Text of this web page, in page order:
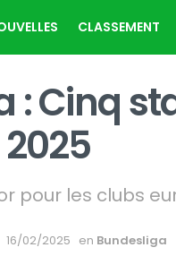
CLASSEMENT
: Cinq
pour les clubs
16/02/2025 en Bundesliga